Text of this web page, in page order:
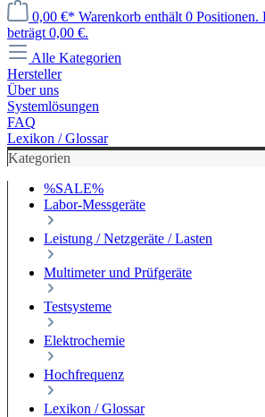
0,00 €* Warenkorb enthält 0 Positionen.
beträgt 0,00 €.
Alle Kategorien
Hersteller
Über uns
Systemlösungen
FAQ
Lexikon / Glossar
Kategorien
%SALE%
Labor-Messgeräte
Leistung / Netzgeräte / Lasten
Multimeter und Prüfgeräte
Testsysteme
Elektrochemie
Hochfrequenz
Lexikon / Glossar